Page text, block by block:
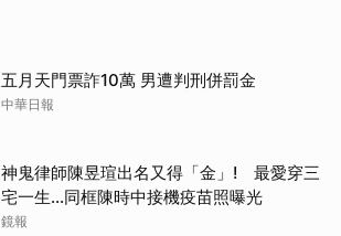
五月天門票詐10萬 男遭判刑併罰金
中華日報
神鬼律師陳昱瑄出名又得「金」! 最愛穿三
宅一生...同框陳時中接機疫苗照曝光
鏡報